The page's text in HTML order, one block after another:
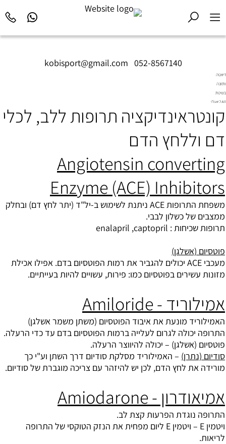
kobisport@gmail.com 052-8567140
דיאטה
ותזונה
בשיטת
Diet2All:
שמאחורי
המושלם.
קונטראינדיקציה תרופות ללב, לכלי
דם וללחץ הדם
Angiotensin converting
Enzyme (ACE) Inhibitors
משפחת התרופות ACE ניתנת לשימוש ב-יל"ד ( יתר לחץ דם) ובחלק
ממצבים של כשלון לבבי.
תרופות שכיחות : enalapril ,captopril
פוטסיום (אשלגן)
מעכבי ACE יכולים להגביר את רמות הפוטסיום בדם. אפילו אכילת
מזונות עשירים בפוטסיום כמו: פירות, עשויים להיות בעייתיים.
אמילוריד - Amiloride
האמילוריד מונעת את איבוד הפוטסיום (משתן משמר אשלגן)
התרופה יכולה לגרום לעלייה ברמות הפוטסיום בדם עד כדי הרעלה.
פוטסיום (אשלגן) – יכולה להיווצר הרעלה.
סודיום (נתרן) – האמילוריד מסלקת סודיום דרך השתן וע"י כך
מורידה את לחץ הדם, לכן יש להיזהר עם צריכה מוגברת של סודיום.
אמיאודרון - Amiodarone
התרופה נוגדת הפרעות קצת לב.
ויטמין E –
ויטמין E
ליום מפחית את הנזק הטוקסי של התרופה
לריאות.